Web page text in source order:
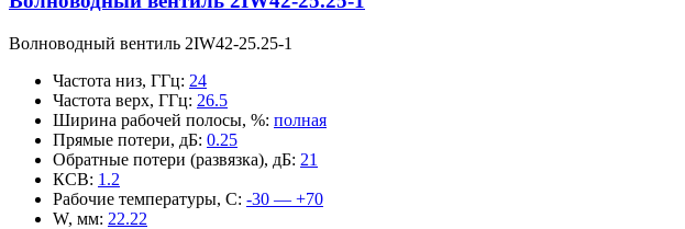
Волноводный вентиль 2IW42-25.25-1
Частота низ, ГГц: 24
Частота верх, ГГц: 26.5
Ширина рабочей полосы, %: полная
Прямые потери, дБ: 0.25
Обратные потери (развязка), дБ: 21
КСВ: 1.2
Рабочие температуры, С: -30 — +70
W, мм: 22.22